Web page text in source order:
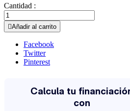
Cantidad :
Añadir al carrito
Facebook
Twitter
Pinterest